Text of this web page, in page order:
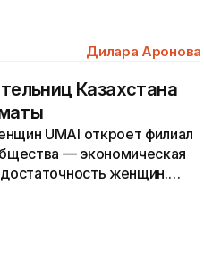
Дилара Аронова
Казахстана
UMAI откроет филиал
— экономическая
женщин.